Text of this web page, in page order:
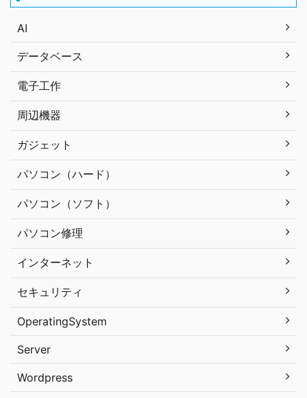
AI
データベース
電子工作
周辺機器
ガジェット
パソコン（ハード）
パソコン（ソフト）
パソコン修理
インターネット
セキュリティ
OperatingSystem
Server
Wordpress